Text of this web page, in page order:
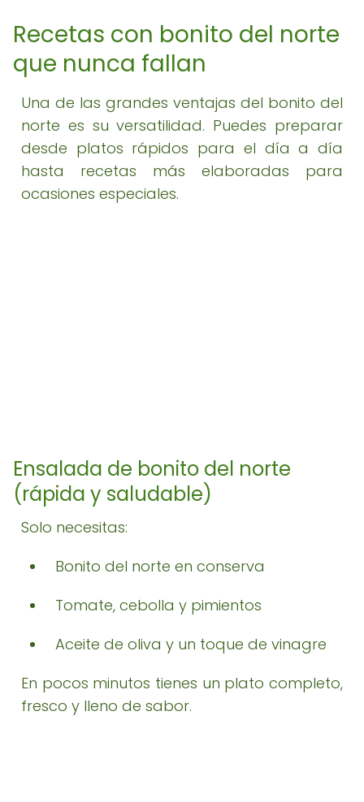
Recetas con bonito del norte
que nunca fallan
Una de las grandes ventajas del bonito del
norte es su versatilidad. Puedes preparar
desde platos rápidos para el día a día
hasta recetas más elaboradas para
ocasiones especiales.
Ensalada de bonito del norte
(rápida y saludable)
Solo necesitas:
Bonito del norte en conserva
Tomate, cebolla y pimientos
Aceite de oliva y un toque de vinagre
En pocos minutos tienes un plato completo,
fresco y lleno de sabor.